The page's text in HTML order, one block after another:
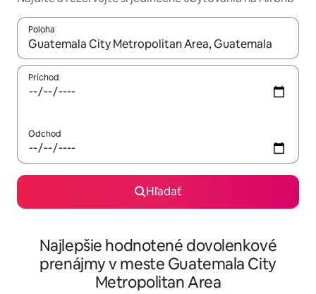
Poloha
Keď budú výsledky k dispozícii, môžete si ich prechádzať
Príchod
Odchod
Hľadať
Najlepšie hodnotené dovolenkové
prenájmy v meste Guatemala City
Metropolitan Area